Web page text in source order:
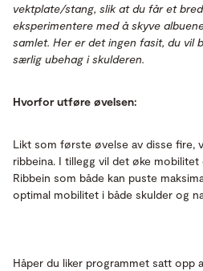
vektplate/stang, slik at du får et
eksperimentere med å skyve
samlet. Her er det ingen fasit, du vil
særlig ubehag i skulderen.
Hvorfor utføre øvelsen:
Likt som første øvelse av disse fire,
ribbeina. I tillegg vil det øke
Ribbein som både kan puste
optimal mobilitet i både skulder og
Håper du liker programmet satt opp